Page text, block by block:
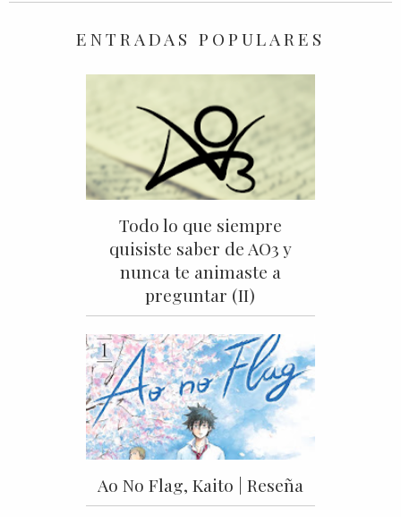
ENTRADAS POPULARES
Todo lo que siempre
quisiste saber de AO3 y
nunca te animaste a
preguntar (II)
Ao No Flag, Kaito | Reseña